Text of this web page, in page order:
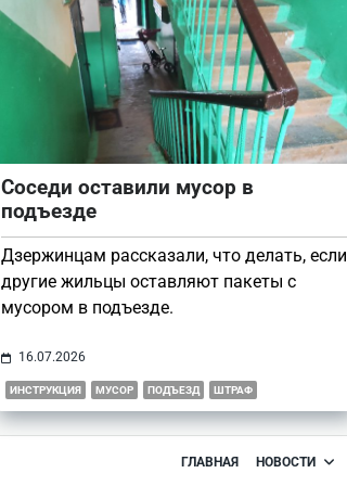
Соседи оставили мусор в
подъезде
Дзержинцам рассказали, что делать, если
другие жильцы оставляют пакеты с
мусором в подъезде.
16.07.2026
ИНСТРУКЦИЯ МУСОР ПОДЪЕЗД ШТРАФ
ГЛАВНАЯ НОВОСТИ